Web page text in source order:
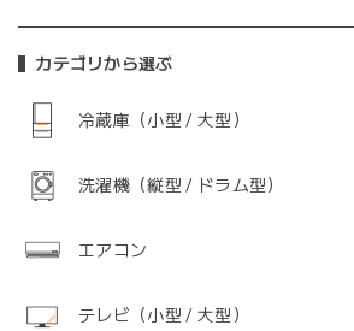
カテゴリから選ぶ
冷蔵庫（小型 / 大型）
洗濯機（縦型 / ドラム型）
エアコン
テレビ（小型 / 大型）